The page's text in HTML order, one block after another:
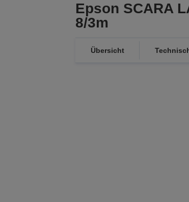
Epson SCARA
8/3m
Übersicht